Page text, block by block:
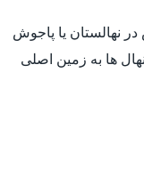
نهالستان یا پاجوش
ها به زمین اصلی